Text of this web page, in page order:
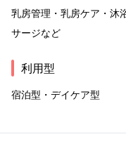
乳房管理・乳房ケア・沐
サージなど
利用型
宿泊型・デイケア型